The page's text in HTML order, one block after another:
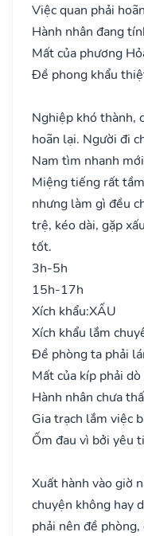
Việc quan phải
Hành nhân đang
Mất của phương
Đề phong khẩu
Nghiệp khó thành,
hoãn lại. Người đi
Nam tìm nhanh
Miệng tiếng rất
nhưng làm gì đều
trệ, kéo dài, gặp
tốt.
3h-5h
15h-17h
Xích khẩu:XẤU
Xích khẩu lắm
Đề phòng ta phải
Mất của kíp phải
Hành nhân chưa
Gia trạch lắm việc
Ốm đau vì bởi yêu
Xuất hành vào giờ
chuyện không hay
phải nên đề